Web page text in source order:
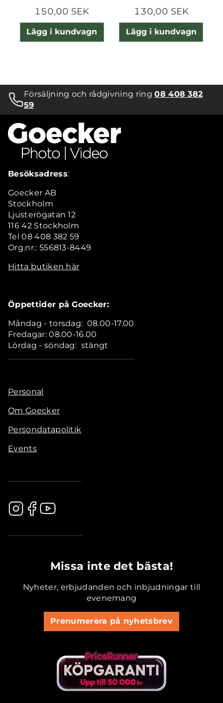
150,00 SEK
Lägg i kundvagn
130,00 SEK
Lägg i kundvagn
Försäljning och rådgivning ring08 408 382
59
Besöksadress:
Goecker AB
Stockholm
Ljusterögatan 12
116 42 Stockholm
Tel 08 408 382 59
Org.nr.: 556813-8449
Hitta butiken här
Öppettider på Goecker:
Måndag - torsdag: 08.00-17.00
Fredagar: 08.00-16.00
Lördag - söndag: stängt
Personal
Om Goecker
Persondatapolitik
Events
Missa inte det bästa!
Nyheter, erbjudanden och inbjudningar till
evenemang
Prenumerera på nyhetsbrev